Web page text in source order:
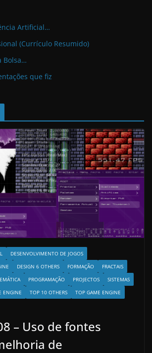
Artificial…
(Currículo Resumido)
Bolsa…
que fiz
DESENVOLVIMENTO DE JOGOS
DESIGN 6 OTHERS FORMAÇÃO
FRACTAIS
PROGRAMAÇÃO PROJECTOS
SISTEMAS
ENGINE TOP 10 OTHERS
TOP GAME ENGINE
– Uso de fontes
de